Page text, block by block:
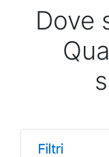
Dove